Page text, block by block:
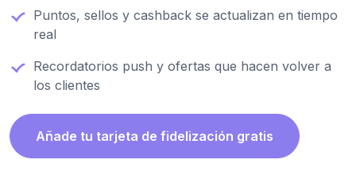
Puntos, sellos y cashback se actualizan en tiempo
real
Recordatorios push y ofertas que hacen volver a
los clientes
Añade tu tarjeta de fidelización gratis